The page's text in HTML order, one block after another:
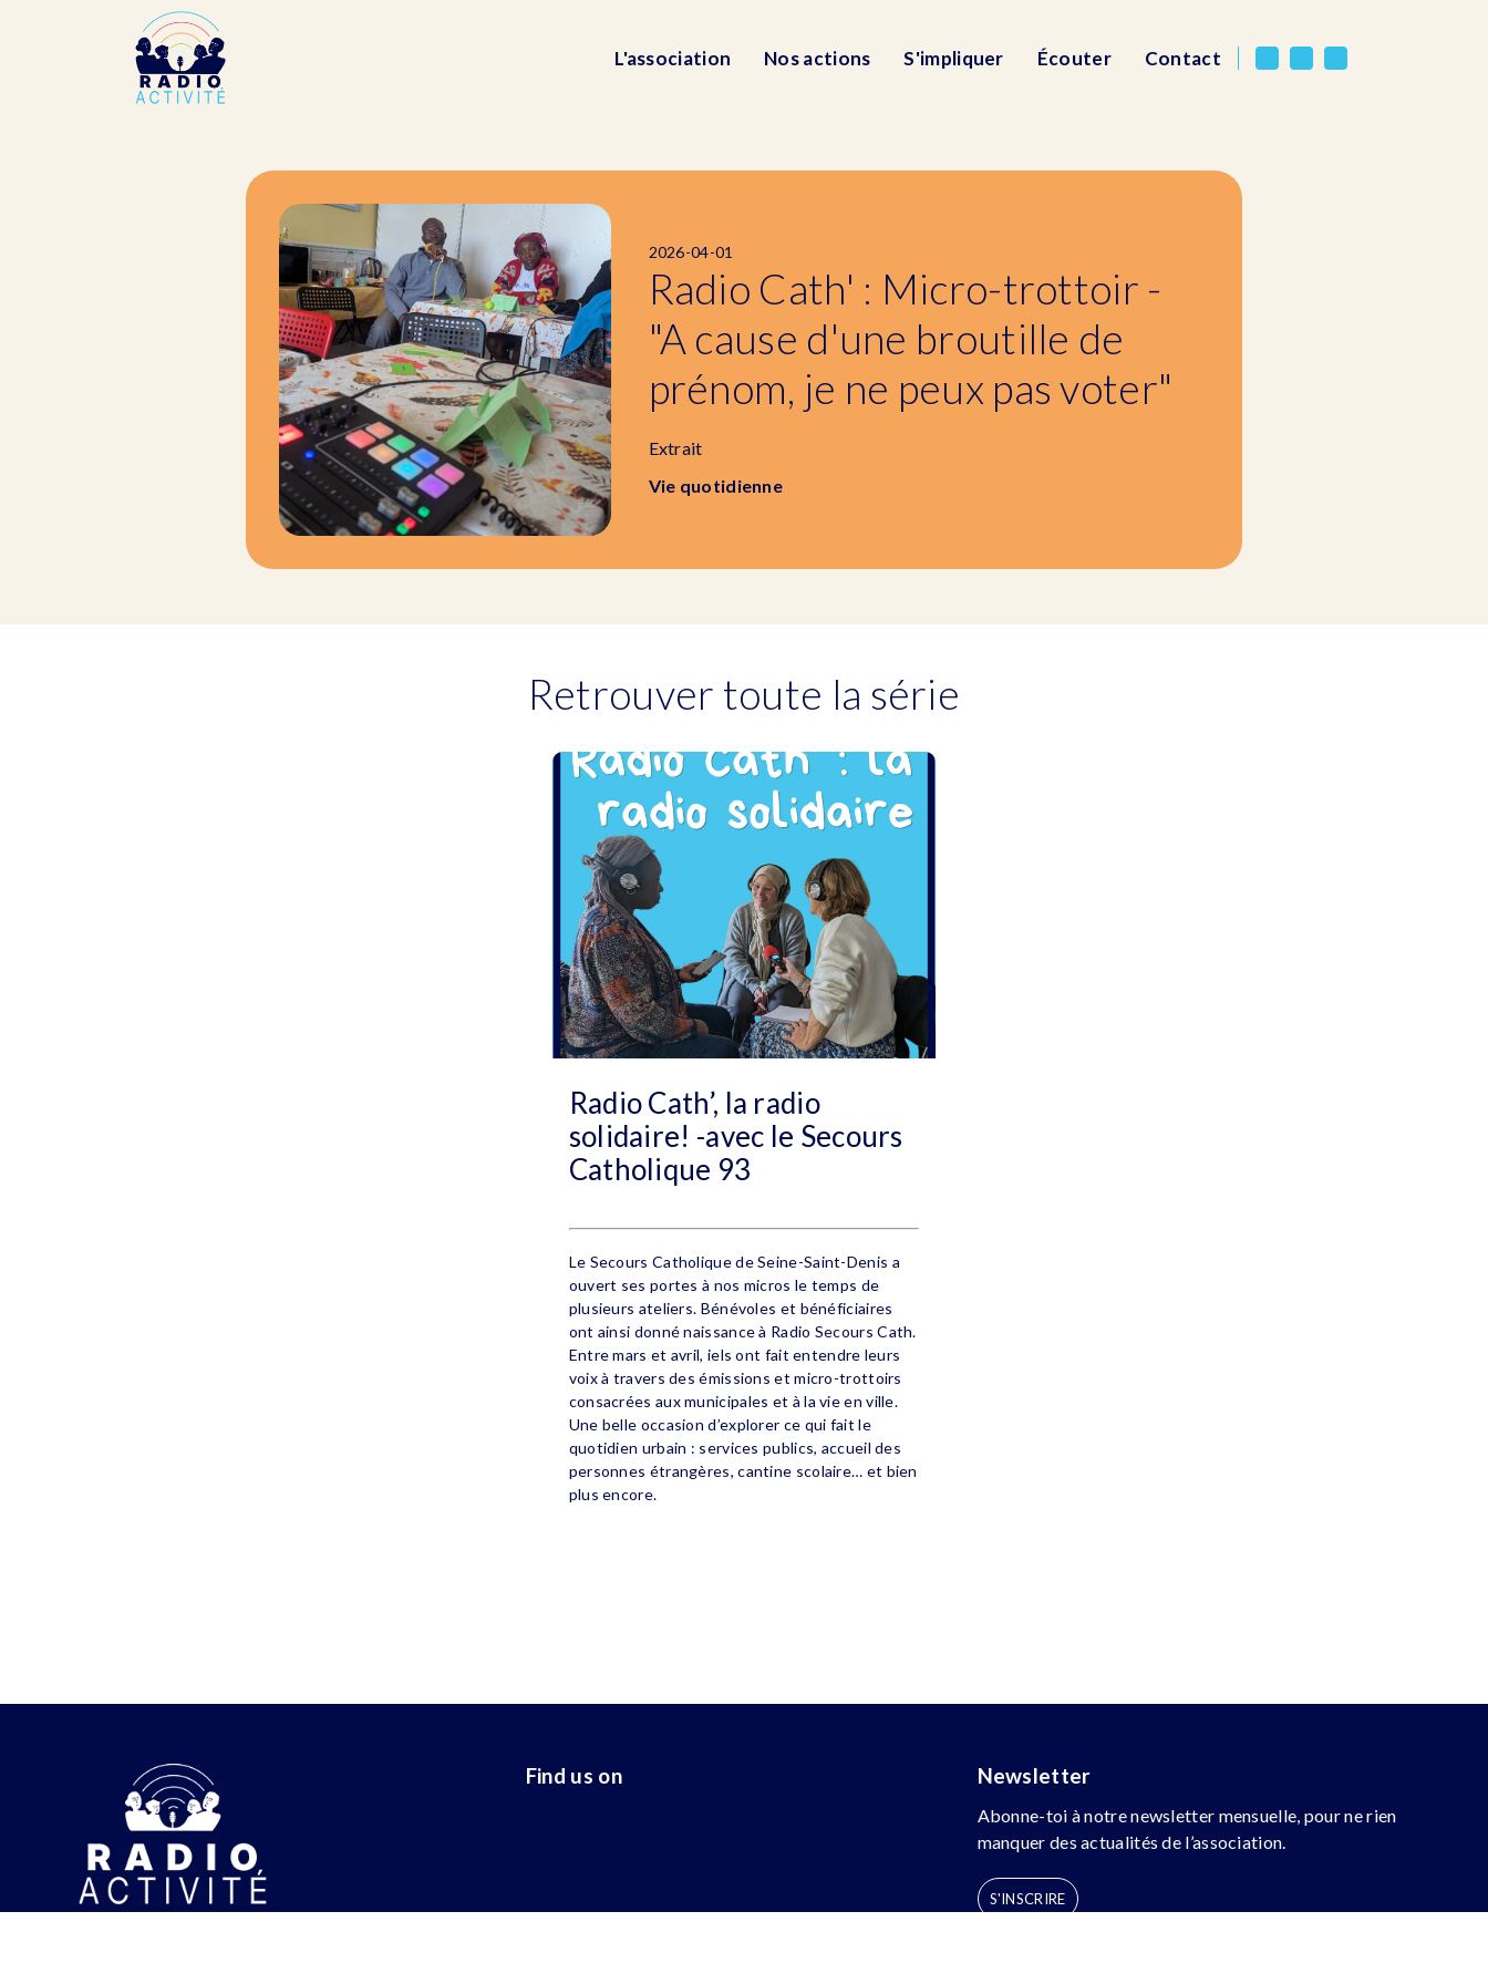
L'association Nos actions S'impliquer Écouter Contact
2026-04-01
Radio Cath' : Micro-trottoir -
"A cause d'une broutille de
prénom, je ne peux pas voter"
Extrait
Vie quotidienne
Retrouver toute la série
Radio Cath’, la radio
solidaire! -avec le Secours
Catholique 93
Le Secours Catholique de Seine-Saint-Denis a
ouvert ses portes à nos micros le temps de
plusieurs ateliers. Bénévoles et bénéficiaires
ont ainsi donné naissance à Radio Secours Cath.
Entre mars et avril, iels ont fait entendre leurs
voix à travers des émissions et micro-trottoirs
consacrées aux municipales et à la vie en ville.
Une belle occasion d’explorer ce qui fait le
quotidien urbain : services publics, accueil des
personnes étrangères, cantine scolaire… et bien
plus encore.
Find us on Newsletter
Abonne-toi à notre newsletter mensuelle, pour ne rien
manquer des actualités de l’association.
S'INSCRIRE